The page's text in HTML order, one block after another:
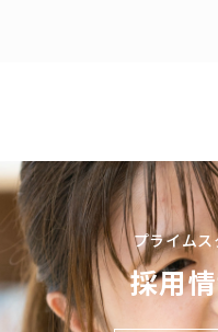
プライム
採用